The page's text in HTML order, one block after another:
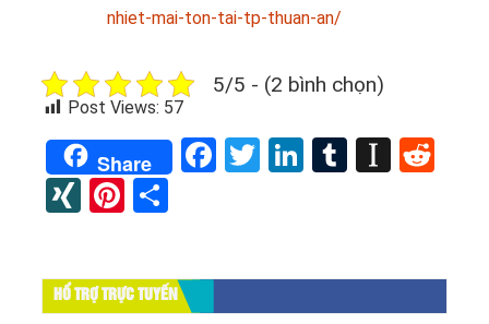
nhiet-mai-ton-tai-tp-thuan-an/
5/5 - (2 bình chọn)
Post Views: 57
Share Facebook
TwitterLinkedIn
Tumblr
XINGPinterest
HỔ TRỢ TRỰC TUYẾN